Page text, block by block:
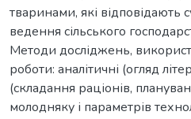
тваринами, які відповідають
ведення сільського
Методи досліджень,
роботи: аналітичні (огляд
(складання раціонів,
молодняку і параметрів